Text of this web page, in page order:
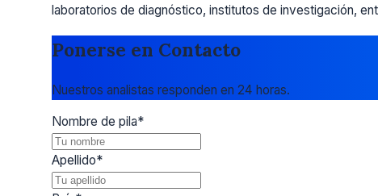
laboratorios de diagnóstico, institutos de investigación,
Ponerse en Contacto
Nuestros analistas responden en 24 horas.
Nombre de pila*
Apellido*